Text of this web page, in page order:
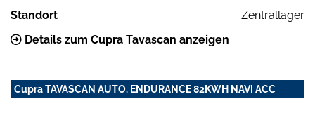
Standort
Zentrallager
Details zum Cupra Tavascan anzeigen
Cupra TAVASCAN AUTO. ENDURANCE 82KWH NAVI ACC